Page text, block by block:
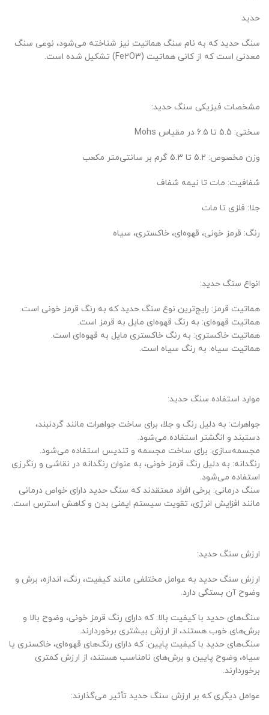
حدید
سنگ حدید که به نام سنگ هماتیت نیز شناخته می‌شود، نوعی سنگ
معدنی است که از کانی هماتیت (Fe2O3) تشکیل شده است.
مشخصات فیزیکی سنگ حدید:
سختی: 5.5 تا 6.5 در مقیاس Mohs
وزن مخصوص: 5.2 تا 5.3 گرم بر سانتی‌متر مکعب
شفافیت: مات تا نیمه شفاف
جلا: فلزی تا مات
رنگ: قرمز خونی، قهوه‌ای، خاکستری، سیاه
انواع سنگ حدید:
هماتیت قرمز: رایج‌ترین نوع سنگ حدید که به رنگ قرمز خونی است.
هماتیت قهوه‌ای: به رنگ قهوه‌ای مایل به قرمز است.
هماتیت خاکستری: به رنگ خاکستری مایل به قهوه‌ای است.
هماتیت سیاه: به رنگ سیاه است.
موارد استفاده سنگ حدید:
جواهرات: به دلیل رنگ و جلا، برای ساخت جواهرات مانند گردنبند،
دستبند و انگشتر استفاده می‌شود.
مجسمه‌سازی: برای ساخت مجسمه و تندیس استفاده می‌شود.
رنگدانه: به دلیل رنگ قرمز خونی، به عنوان رنگدانه در نقاشی و رنگرزی
استفاده می‌شود.
سنگ درمانی: برخی افراد معتقدند که سنگ حدید دارای خواص درمانی
مانند افزایش انرژی، تقویت سیستم ایمنی بدن و کاهش استرس است.
ارزش سنگ حدید:
ارزش سنگ حدید به عوامل مختلفی مانند کیفیت، رنگ، اندازه، برش و
وضوح آن بستگی دارد.
سنگ‌های حدید با کیفیت بالا: که دارای رنگ قرمز خونی، وضوح بالا و
برش‌های خوب هستند، از ارزش بیشتری برخوردارند.
سنگ‌های حدید با کیفیت پایین: که دارای رنگ‌های قهوه‌ای، خاکستری یا
سیاه، وضوح پایین و برش‌های نامناسب هستند، از ارزش کمتری
برخوردارند.
عوامل دیگری که بر ارزش سنگ حدید تأثیر می‌گذارند: